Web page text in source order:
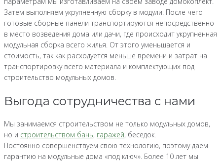
Затем выполняем укрупненную сборку в модули. После чего
готовые сборные панели транспортируются непосредственно
в место возведения дома или дачи, где происходит укрупненная
модульная сборка всего жилья. От этого уменьшается и
стоимость, так как расходуется меньше времени и затрат на
транспортировку всего материала и комплектующих под
строительство модульных домов.
Выгода сотрудничества с нами
Мы занимаемся строительством не только модульных домов,
но и строительством бань, гаражей, беседок.
Постоянно совершенствуем свою технологию, поэтому даем
гарантию на модульные дома «под ключ». Более 10 лет мы